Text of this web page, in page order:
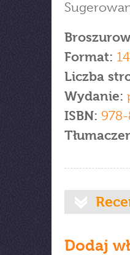
Format:
Liczba
Wydanie:
ISBN:
Dodaj